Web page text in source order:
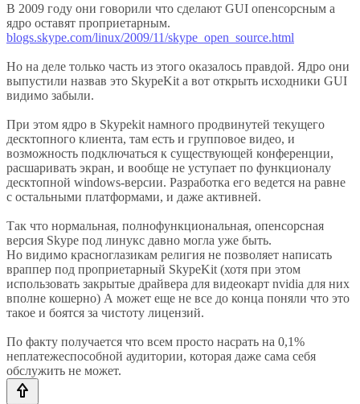
В 2009 году они говорили что сделают GUI опенсорсным а
ядро оставят проприетарным.
blogs.skype.com/linux/2009/11/skype_open_source.html
Но на деле только часть из этого оказалось правдой. Ядро они
выпустили назвав это SkypeKit а вот открыть исходники GUI
видимо забыли.
При этом ядро в Skypekit намного продвинутей текущего
десктопного клиента, там есть и групповое видео, и
возможность подключаться к существующей конференции,
расшаривать экран, и вообще не уступает по функционалу
десктопной windows-версии. Разработка его ведется на равне
с остальными платформами, и даже активней.
Так что нормальная, полнофункциональная, опенсорсная
версия Skype под линукс давно могла уже быть.
Но видимо красноглазикам религия не позволяет написать
враппер под проприетарный SkypeKit (хотя при этом
использовать закрытые драйвера для видеокарт nvidia для них
вполне кошерно) А может еще не все до конца поняли что это
такое и боятся за чистоту лицензий.
По факту получается что всем просто насрать на 0,1%
неплатежеспособной аудитории, которая даже сама себя
обслужить не может.